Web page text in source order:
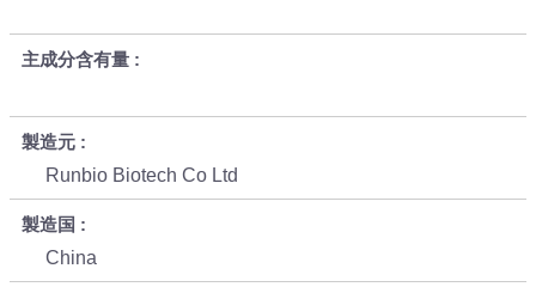
主成分含有量
製造元
Runbio Biotech Co Ltd
製造国
China